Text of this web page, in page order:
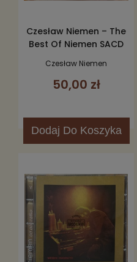
Czesław Niemen – The
Best Of Niemen SACD
Czesław Niemen
50,00 zł
Dodaj Do Koszyka